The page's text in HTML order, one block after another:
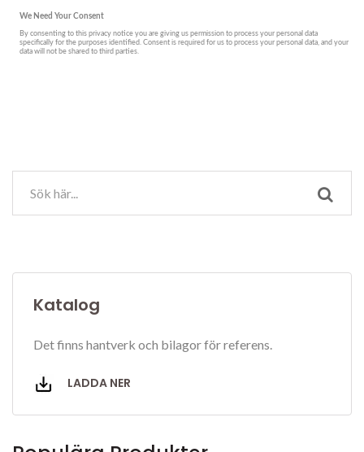
Katalog
Det finns hantverk och bilagor för referens.
LADDA NER